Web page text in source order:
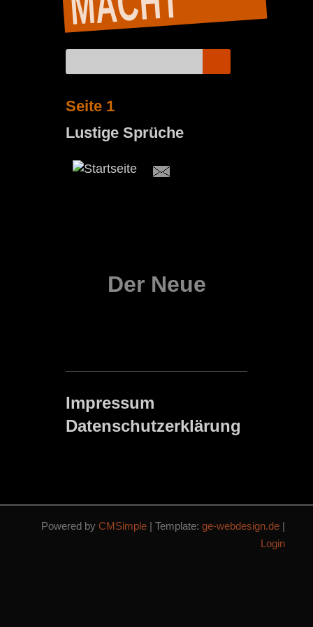
Seite 1
Lustige Sprüche
Der Neue
Impressum
Datenschutzerklärung
Powered by CMSimple | Template: ge-webdesign.de |
Login